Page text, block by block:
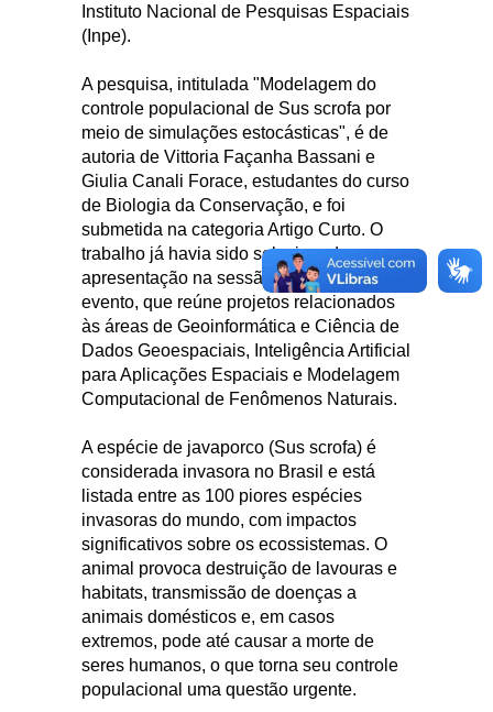
Instituto Nacional de Pesquisas Espaciais
(Inpe).
A pesquisa, intitulada "Modelagem do
controle populacional de Sus scrofa por
meio de simulações estocásticas", é de
autoria de Vittoria Façanha Bassani e
Giulia Canali Forace, estudantes do curso
de Biologia da Conservação, e foi
submetida na categoria Artigo Curto. O
trabalho já havia sido selecionado para
apresentação na sessão relâmpago do
evento, que reúne projetos relacionados
às áreas de Geoinformática e Ciência de
Dados Geoespaciais, Inteligência Artificial
para Aplicações Espaciais e Modelagem
Computacional de Fenômenos Naturais.
A espécie de javaporco (Sus scrofa) é
considerada invasora no Brasil e está
listada entre as 100 piores espécies
invasoras do mundo, com impactos
significativos sobre os ecossistemas. O
animal provoca destruição de lavouras e
habitats, transmissão de doenças a
animais domésticos e, em casos
extremos, pode até causar a morte de
seres humanos, o que torna seu controle
populacional uma questão urgente.